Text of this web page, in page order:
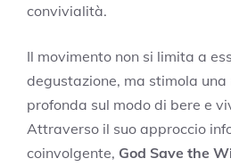
convivialità.
Il movimento non si limita a
degustazione, ma stimola una
profonda sul modo di bere e
Attraverso il suo approccio
coinvolgente, God Save the